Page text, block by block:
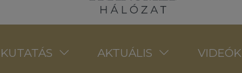
KUTATÁS AKTUÁLIS VIDEÓK